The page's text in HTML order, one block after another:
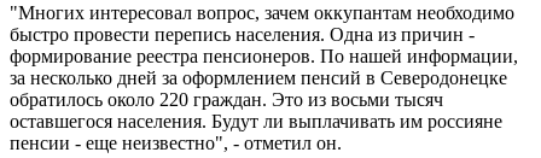
"Многих интересовал вопрос, зачем оккупантам необходимо
быстро провести перепись населения. Одна из причин -
формирование реестра пенсионеров. По нашей информации,
за несколько дней за оформлением пенсий в Северодонецке
обратилось около 220 граждан. Это из восьми тысяч
оставшегося населения. Будут ли выплачивать им россияне
пенсии - еще неизвестно", - отметил он.